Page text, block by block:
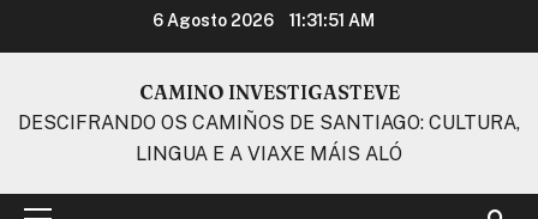
6 Agosto 2026 11:31:52 AM
CAMINO INVESTIGASTEVE
DESCIFRANDO OS CAMIÑOS DE SANTIAGO: CULTURA,
LINGUA E A VIAXE MÁIS ALÓ